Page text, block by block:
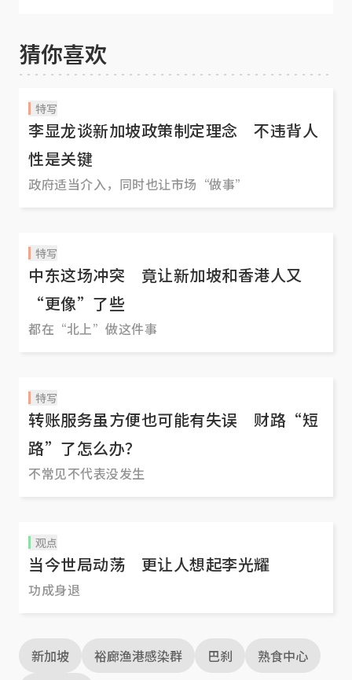
猜你喜欢
特写
李显龙谈新加坡政策制定理念 不违背人
性是关键
政府适当介入，同时也让市场“做事”
特写
中东这场冲突 竟让新加坡和香港人又
“更像”了些
都在“北上”做这件事
特写
转账服务虽方便也可能有失误 财路“短
路”了怎么办？
不常见不代表没发生
观点
当今世局动荡 更让人想起李光耀
功成身退
新加坡 裕廊渔港感染群 巴刹
熟食中心